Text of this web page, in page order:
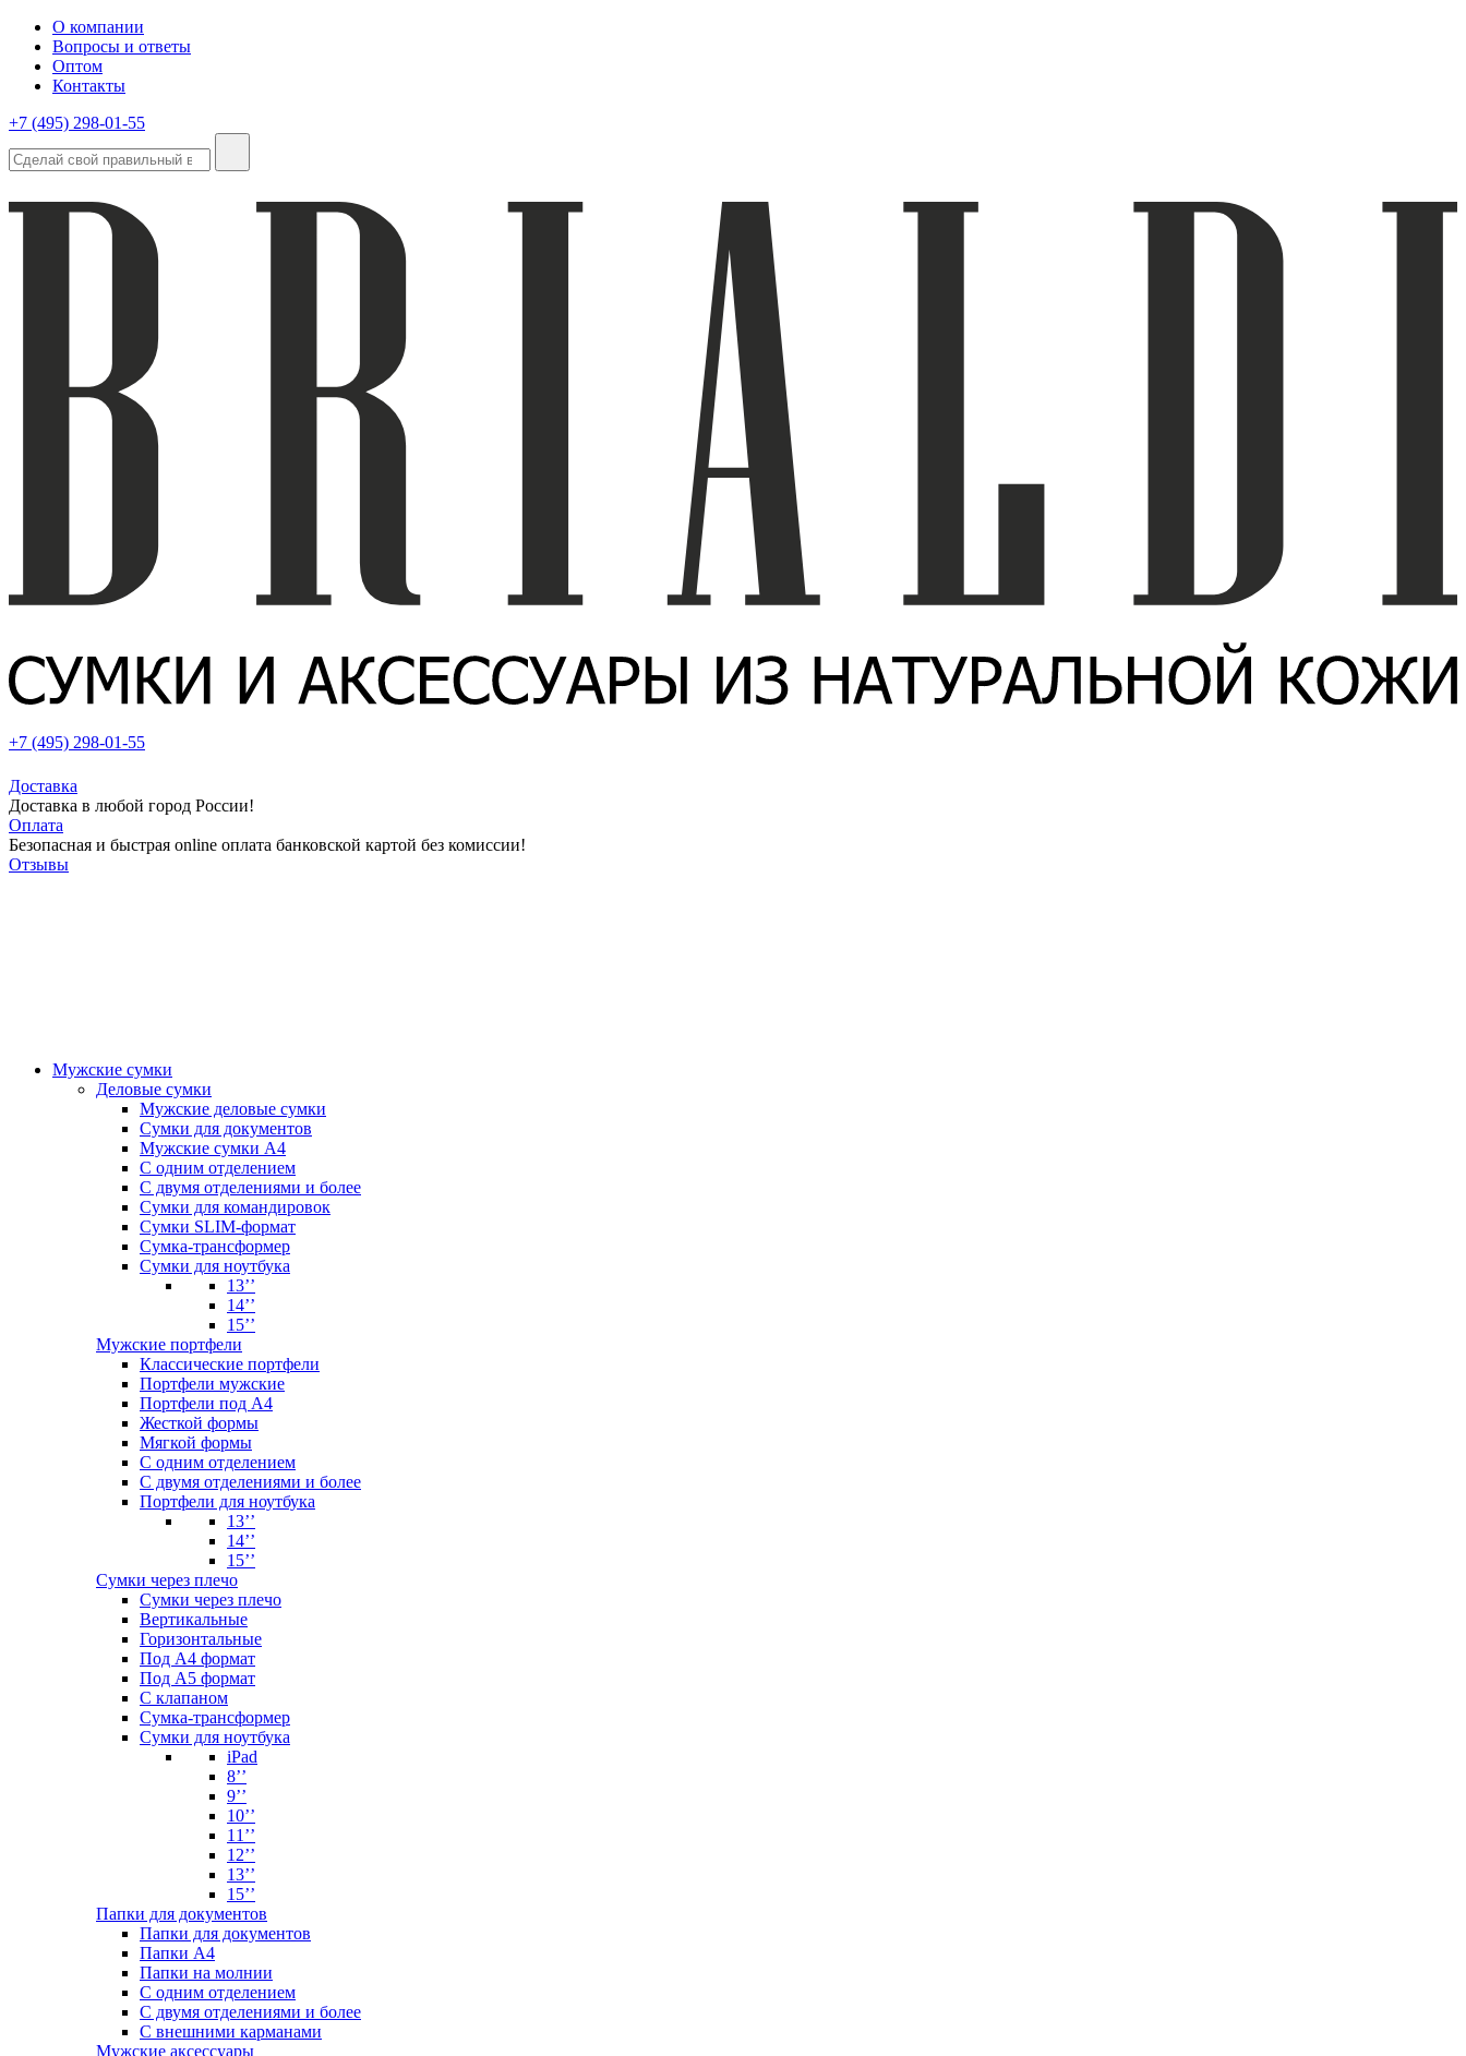
О компании
Вопросы и ответы
Оптом
Контакты
+7 (495) 298-01-55
+7 (495) 298-01-55
Доставка
Доставка в любой город России!
Оплата
Безопасная и быстрая online оплата банковской картой без комиссии!
Отзывы
Мужские сумки
Деловые сумки
Мужские деловые сумки
Сумки для документов
Мужские сумки А4
С одним отделением
С двумя отделениями и более
Сумки для командировок
Сумки SLIM-формат
Сумка-трансформер
Сумки для ноутбука
13’’
14’’
15’’
Мужские портфели
Классические портфели
Портфели мужские
Портфели под А4
Жесткой формы
Мягкой формы
С одним отделением
С двумя отделениями и более
Портфели для ноутбука
13’’
14’’
15’’
Сумки через плечо
Сумки через плечо
Вертикальные
Горизонтальные
Под А4 формат
Под А5 формат
С клапаном
Сумка-трансформер
Сумки для ноутбука
iPad
8’’
9’’
10’’
11’’
12’’
13’’
15’’
Папки для документов
Папки для документов
Папки А4
Папки на молнии
С одним отделением
С двумя отделениями и более
С внешними карманами
Мужские аксессуары